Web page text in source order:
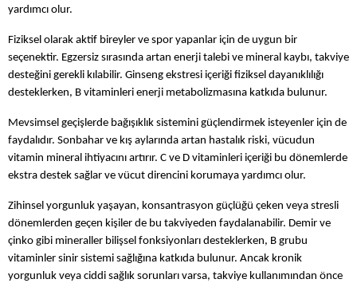
yardımcı olur.
Fiziksel olarak aktif bireyler ve spor yapanlar için de uygun bir
seçenektir. Egzersiz sırasında artan enerji talebi ve mineral kaybı, takviye
desteğini gerekli kılabilir. Ginseng ekstresi içeriği fiziksel dayanıklılığı
desteklerken, B vitaminleri enerji metabolizmasına katkıda bulunur.
Mevsimsel geçişlerde bağışıklık sistemini güçlendirmek isteyenler için de
faydalıdır. Sonbahar ve kış aylarında artan hastalık riski, vücudun
vitamin mineral ihtiyacını artırır. C ve D vitaminleri içeriği bu dönemlerde
ekstra destek sağlar ve vücut direncini korumaya yardımcı olur.
Zihinsel yorgunluk yaşayan, konsantrasyon güçlüğü çeken veya stresli
dönemlerden geçen kişiler de bu takviyeden faydalanabilir. Demir ve
çinko gibi mineraller bilişsel fonksiyonları desteklerken, B grubu
vitaminler sinir sistemi sağlığına katkıda bulunur. Ancak kronik
yorgunluk veya ciddi sağlık sorunları varsa, takviye kullanımından önce